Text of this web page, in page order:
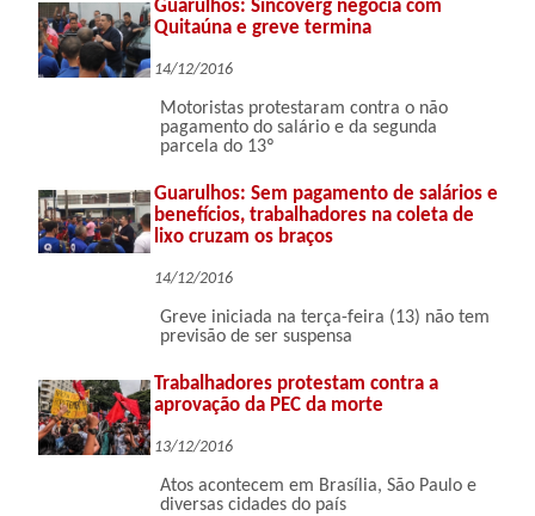
Guarulhos: Sincoverg negocia com
Quitaúna e greve termina
14/12/2016
Motoristas protestaram contra o não
pagamento do salário e da segunda
parcela do 13º
Guarulhos: Sem pagamento de salários e
benefícios, trabalhadores na coleta de
lixo cruzam os braços
14/12/2016
Greve iniciada na terça-feira (13) não tem
previsão de ser suspensa
Trabalhadores protestam contra a
aprovação da PEC da morte
13/12/2016
Atos acontecem em Brasília, São Paulo e
diversas cidades do país